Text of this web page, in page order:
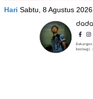
Hari Sabtu, 8 Agustus 2026